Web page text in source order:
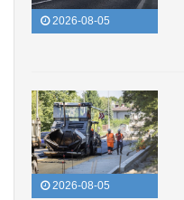
2026-08-05
2026-08-05